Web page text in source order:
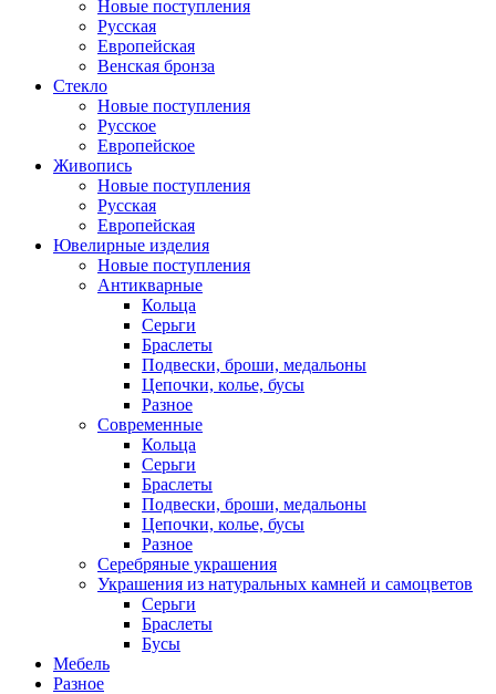
Новые поступления
Русская
Европейская
Венская бронза
Стекло
Новые поступления
Русское
Европейское
Живопись
Новые поступления
Русская
Европейская
Ювелирные изделия
Новые поступления
Антикварные
Кольца
Серьги
Браслеты
Подвески, броши, медальоны
Цепочки, колье, бусы
Разное
Современные
Кольца
Серьги
Браслеты
Подвески, броши, медальоны
Цепочки, колье, бусы
Разное
Серебряные украшения
Украшения из натуральных камней и самоцветов
Серьги
Браслеты
Бусы
Мебель
Разное